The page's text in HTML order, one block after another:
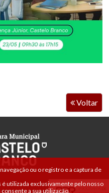
ou o registro e a captura de
utilizada exclusivamente pelo nosso
a sua utilização.
Voltar